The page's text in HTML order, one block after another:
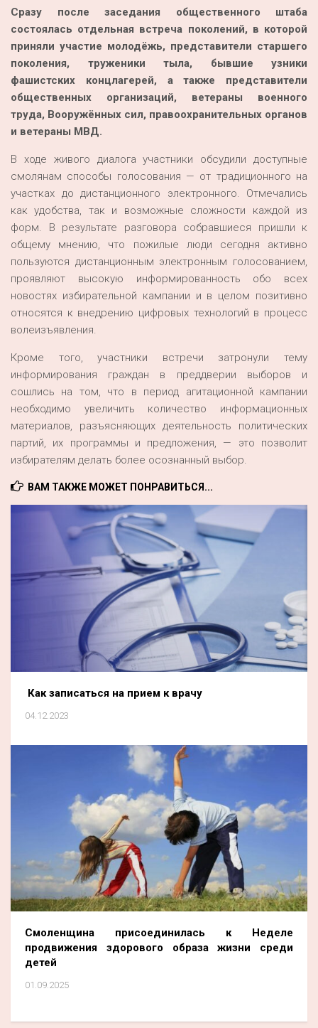
Перепись — 2020
Сразу после заседания общественного штаба
состоялась отдельная встреча поколений, в которой
приняли участие молодёжь, представители старшего
поколения, труженики тыла, бывшие узники
фашистских концлагерей, а также представители
общественных организаций, ветераны военного
труда, Вооружённых сил, правоохранительных органов
и ветераны МВД.
В ходе живого диалога участники обсудили доступные
смолянам способы голосования — от традиционного на
участках до дистанционного электронного. Отмечались
как удобства, так и возможные сложности каждой из
форм. В результате разговора собравшиеся пришли к
общему мнению, что пожилые люди сегодня активно
пользуются дистанционным электронным голосованием,
проявляют высокую информированность обо всех
новостях избирательной кампании и в целом позитивно
относятся к внедрению цифровых технологий в процесс
волеизъявления.
Кроме того, участники встречи затронули тему
информирования граждан в преддверии выборов и
сошлись на том, что в период агитационной кампании
необходимо увеличить количество информационных
материалов, разъясняющих деятельность политических
партий, их программы и предложения, — это позволит
избирателям делать более осознанный выбор.
ВАМ ТАКЖЕ МОЖЕТ ПОНРАВИТЬСЯ...
Как записаться на прием к врачу
04.12.2023
Смоленщина присоединилась к Неделе
продвижения здорового образа жизни среди
детей
01.09.2025